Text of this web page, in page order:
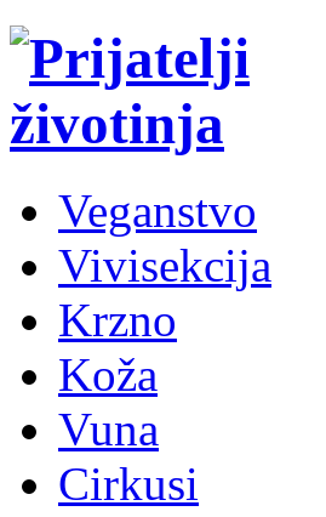
Veganstvo
Vivisekcija
Krzno
Koža
Vuna
Cirkusi